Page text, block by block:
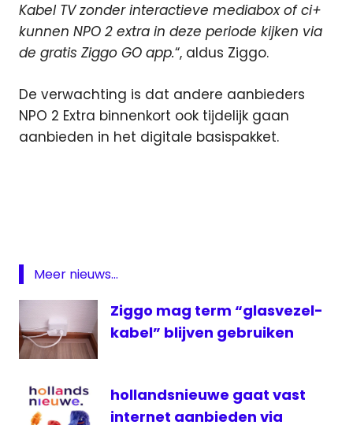
Kabel TV zonder interactieve mediabox of ci+
kunnen NPO 2 extra in deze periode kijken via
de gratis Ziggo GO app.“, aldus Ziggo.
De verwachting is dat andere aanbieders
NPO 2 Extra binnenkort ook tijdelijk gaan
aanbieden in het digitale basispakket.
NPO
Extra
televisie
ziggo
Meer nieuws...
Ziggo mag term “glasvezel-
kabel” blijven gebruiken
hollandsnieuwe gaat vast
internet aanbieden via